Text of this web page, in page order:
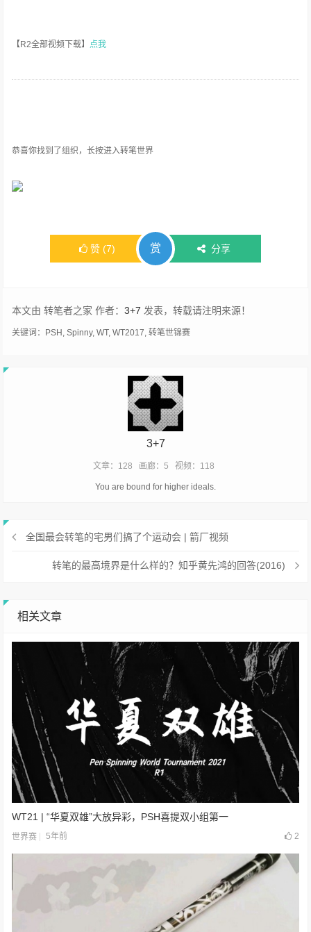
【R2全部视频下载】 点我
恭喜你找到了组织，长按进入转笔世界
赞 (7) 赏 分享
本文由 转笔者之家 作者：3+7 发表，转载请注明来源！
关键词： PSH ,Spinny,WT,WT2017 ,转笔世锦赛
3+7
文章：128 画廊：5 视频：118
You are bound for higher ideals.
全国最会转笔的宅男们搞了个运动会 | 箭厂视频
转笔的最高境界是什么样的？知乎黄先鸿的回答(2016)
相关文章
WT21 | “华夏双雄”大放异彩，PSH喜提双小组第一
世界赛 5年前 2